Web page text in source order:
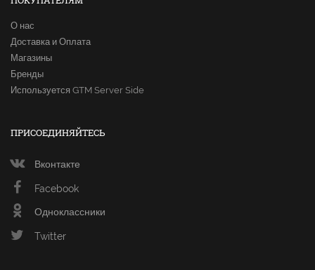
О нас
Доставка и Оплата
Магазины
Бренды
Используется GTM Server Side
ПРИСОЕДИНЯЙТЕСЬ
Вконтакте
Facebook
Одноклассники
Twitter